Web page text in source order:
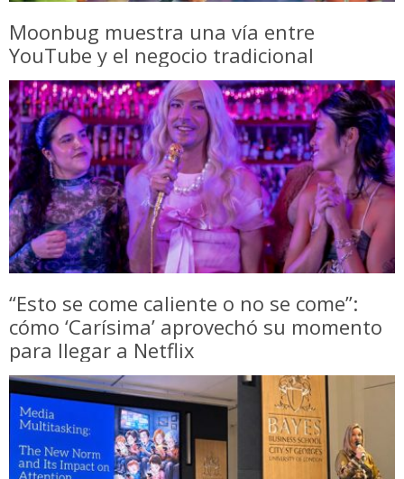
Moonbug muestra una vía entre
YouTube y el negocio tradicional
“Esto se come caliente o no se come”:
cómo ‘Carísima’ aprovechó su momento
para llegar a Netflix